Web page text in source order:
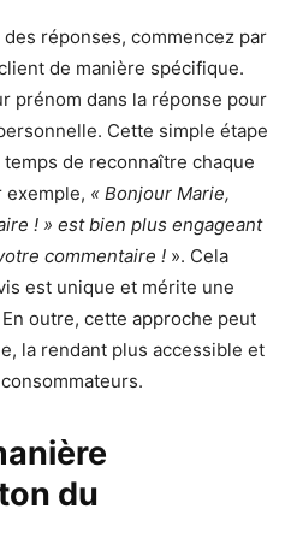
réponses, commencez par
de manière spécifique.
prénom dans la réponse pour
Cette simple étape
de reconnaître chaque
exemple, « Bonjour Marie,
! » est bien plus engageant
commentaire ! ». Cela
est unique et mérite une
outre, cette approche peut
la rendant plus accessible et
du